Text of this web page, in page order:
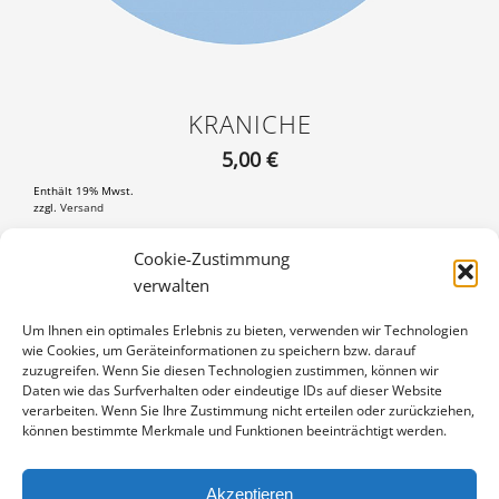
Cookie-Zustimmung
verwalten
Um Ihnen ein optimales Erlebnis zu bieten, verwenden wir Technologien
wie Cookies, um Geräteinformationen zu speichern bzw. darauf
zuzugreifen. Wenn Sie diesen Technologien zustimmen, können wir
Daten wie das Surfverhalten oder eindeutige IDs auf dieser Website
verarbeiten. Wenn Sie Ihre Zustimmung nicht erteilen oder zurückziehen,
können bestimmte Merkmale und Funktionen beeinträchtigt werden.
Akzeptieren
KRANICHE
5,00 €
Enthält 19% Mwst.
zzgl. Versand
IN DEN WARENKORB
Artikelnummer:M7-16090526
Kategorie: Magnetbuttons